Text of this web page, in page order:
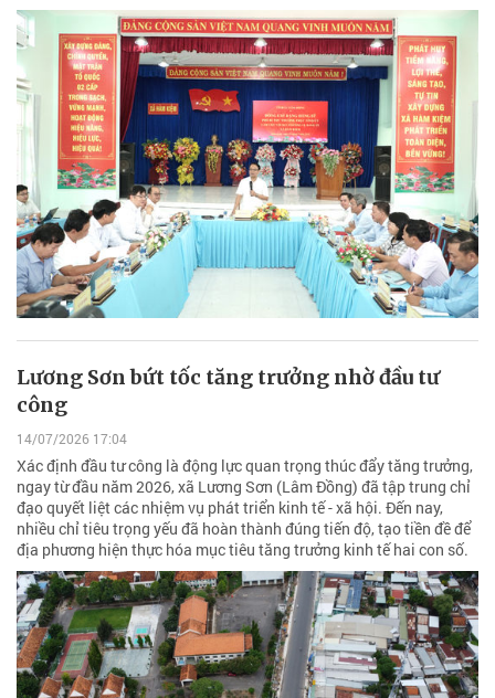
Lương Sơn bứt tốc tăng trưởng nhờ đầu tư
công
14/07/2026 17:04
Xác định đầu tư công là động lực quan trọng thúc đẩy tăng trưởng,
ngay từ đầu năm 2026, xã Lương Sơn (Lâm Đồng) đã tập trung chỉ
đạo quyết liệt các nhiệm vụ phát triển kinh tế - xã hội. Đến nay,
nhiều chỉ tiêu trọng yếu đã hoàn thành đúng tiến độ, tạo tiền đề để
địa phương hiện thực hóa mục tiêu tăng trưởng kinh tế hai con số.